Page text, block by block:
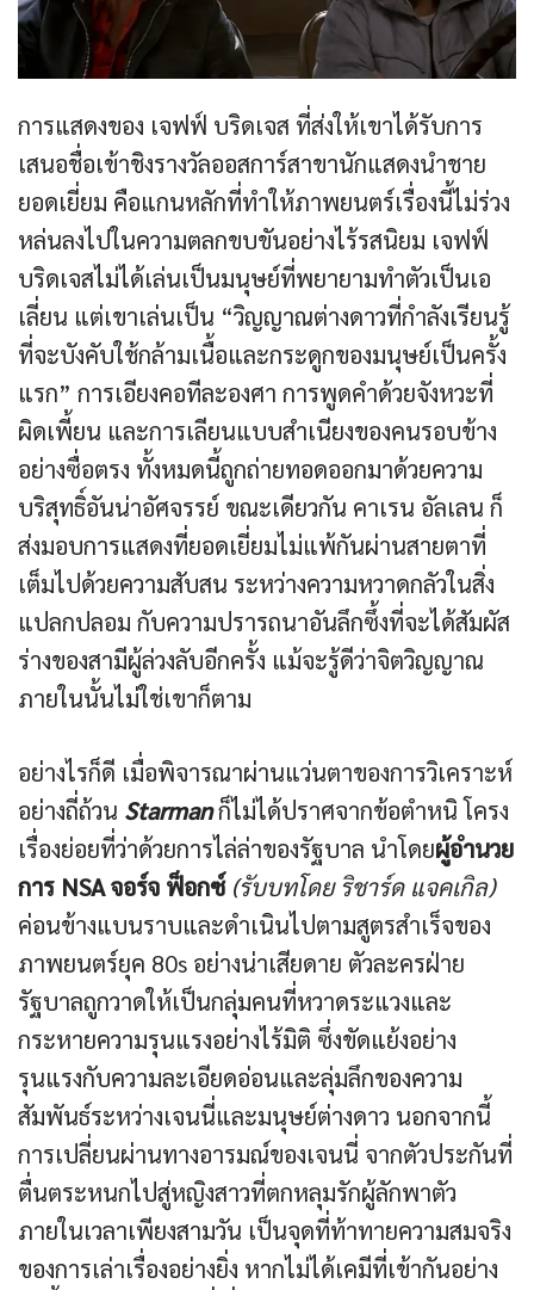
การแสดงของ เจฟฟ์ บริดเจส ที่ส่งให้เขาได้รับการ
เสนอชื่อเข้าชิงรางวัลออสการ์สาขานักแสดงนำชาย
ยอดเยี่ยม คือแกนหลักที่ทำให้ภาพยนตร์เรื่องนี้ไม่ร่วง
หล่นลงไปในความตลกขบขันอย่างไร้รสนิยม เจฟฟ์
บริดเจสไม่ได้เล่นเป็นมนุษย์ที่พยายามทำตัวเป็นเอ
เลี่ยน แต่เขาเล่นเป็น “วิญญาณต่างดาวที่กำลังเรียนรู้
ที่จะบังคับใช้กล้ามเนื้อและกระดูกของมนุษย์เป็นครั้ง
แรก” การเอียงคอทีละองศา การพูดคำด้วยจังหวะที่
ผิดเพี้ยน และการเลียนแบบสำเนียงของคนรอบข้าง
อย่างซื่อตรง ทั้งหมดนี้ถูกถ่ายทอดออกมาด้วยความ
บริสุทธิ์อันน่าอัศจรรย์ ขณะเดียวกัน คาเรน อัลเลน ก็
ส่งมอบการแสดงที่ยอดเยี่ยมไม่แพ้กันผ่านสายตาที่
เต็มไปด้วยความสับสน ระหว่างความหวาดกลัวในสิ่ง
แปลกปลอม กับความปรารถนาอันลึกซึ้งที่จะได้สัมผัส
ร่างของสามีผู้ล่วงลับอีกครั้ง แม้จะรู้ดีว่าจิตวิญญาณ
ภายในนั้นไม่ใช่เขาก็ตาม
อย่างไรก็ดี เมื่อพิจารณาผ่านแว่นตาของการวิเคราะห์
อย่างถี่ถ้วน Starmanก็ไม่ได้ปราศจากข้อตำหนิ โครง
เรื่องย่อยที่ว่าด้วยการไล่ล่าของรัฐบาล นำโดยผู้อำนวย
การ NSA จอร์จ ฟ็อกซ์ (รับบทโดย ริชาร์ด แจคเกิล)
ค่อนข้างแบนราบและดำเนินไปตามสูตรสำเร็จของ
ภาพยนตร์ยุค 80s อย่างน่าเสียดาย ตัวละครฝ่าย
รัฐบาลถูกวาดให้เป็นกลุ่มคนที่หวาดระแวงและ
กระหายความรุนแรงอย่างไร้มิติ ซึ่งขัดแย้งอย่าง
รุนแรงกับความละเอียดอ่อนและลุ่มลึกของความ
สัมพันธ์ระหว่างเจนนี่และมนุษย์ต่างดาว นอกจากนี้
การเปลี่ยนผ่านทางอารมณ์ของเจนนี่ จากตัวประกันที่
ตื่นตระหนกไปสู่หญิงสาวที่ตกหลุมรักผู้ลักพาตัว
ภายในเวลาเพียงสามวัน เป็นจุดที่ท้าทายความสมจริง
ของการเล่าเรื่องอย่างยิ่ง หากไม่ได้เคมีที่เข้ากันอย่าง